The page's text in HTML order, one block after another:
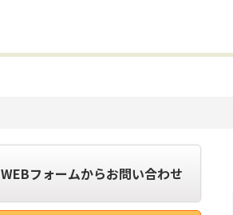
WEBフォームからお問い合わせ